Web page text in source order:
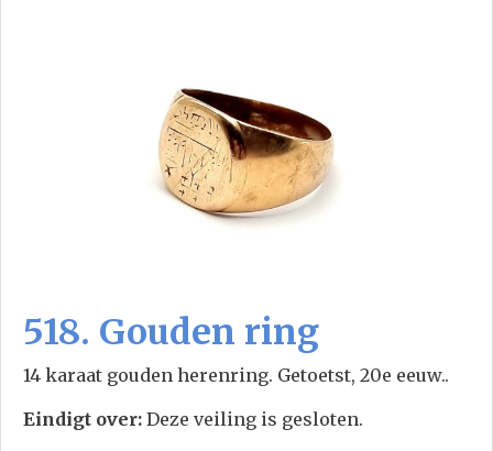
518. Gouden ring
14 karaat gouden herenring. Getoetst, 20e eeuw..
Eindigt over: Deze veiling is gesloten.